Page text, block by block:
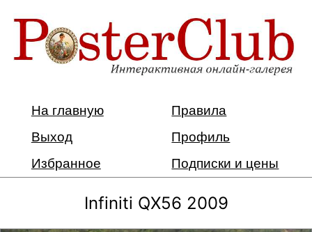
На главную
Правила
Выход
Профиль
Избранное
Подписки и цены
Infiniti QX56 2009